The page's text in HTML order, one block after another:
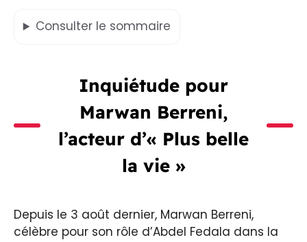
Consulter le sommaire
Inquiétude pour
Marwan Berreni,
l’acteur d’« Plus belle
la vie »
Depuis le 3 août dernier, Marwan Berreni,
célèbre pour son rôle d’Abdel Fedala dans la